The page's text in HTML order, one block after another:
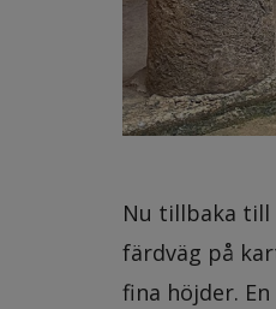
Nu tillbaka till
färdväg på
fina höjder.